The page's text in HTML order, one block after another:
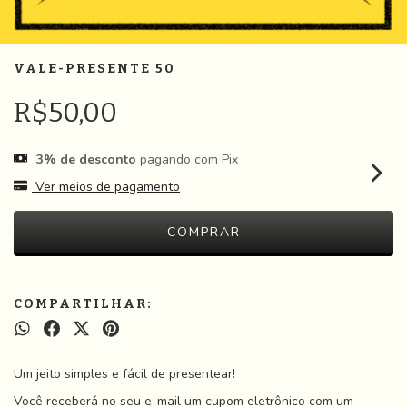
VALE-PRESENTE 50
R$50,00
3% de desconto pagando com Pix
Ver meios de pagamento
COMPARTILHAR:
Um jeito simples e fácil de presentear!
Você receberá no seu e-mail um cupom eletrônico com um